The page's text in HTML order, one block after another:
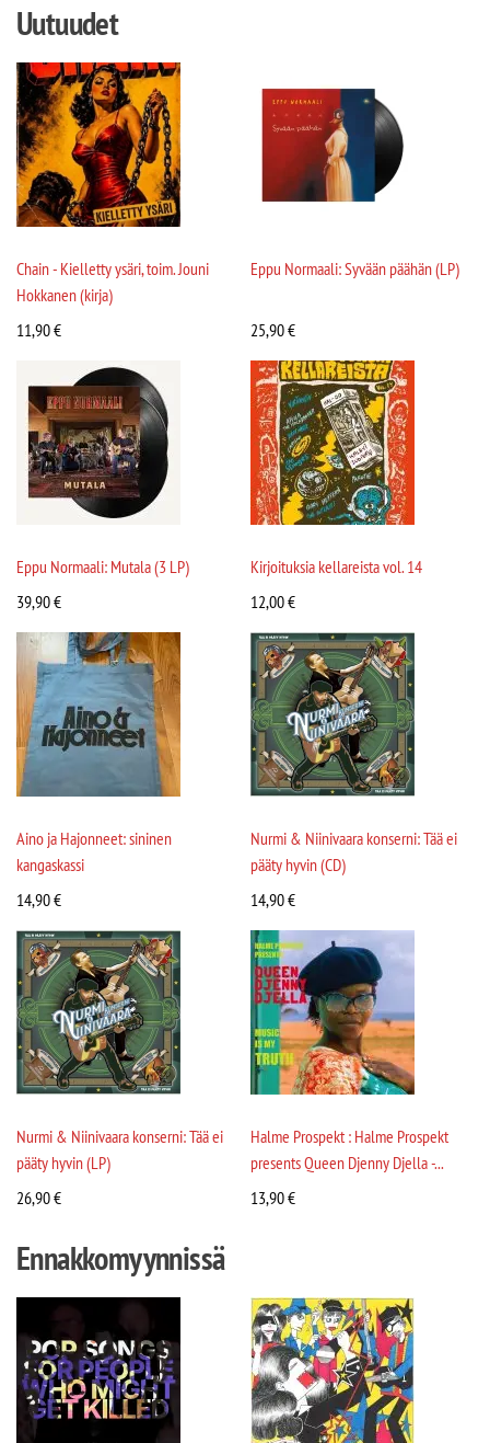
Uutuudet
Chain - Kielletty ysäri, toim. Jouni
Hokkanen (kirja)
11,90€
Eppu Normaali: Syvään päähän (LP)
25,90€
Eppu Normaali: Mutala (3 LP)
39,90€
Kirjoituksia kellareista vol. 14
12,00€
Aino ja Hajonneet: sininen
kangaskassi
14,90€
Nurmi & Niinivaara konserni: Tää ei
pääty hyvin (CD)
14,90€
Nurmi & Niinivaara konserni: Tää ei
pääty hyvin (LP)
26,90€
Halme Prospekt : Halme Prospekt
presents Queen Djenny Djella -...
13,90€
Ennakkomyynnissä